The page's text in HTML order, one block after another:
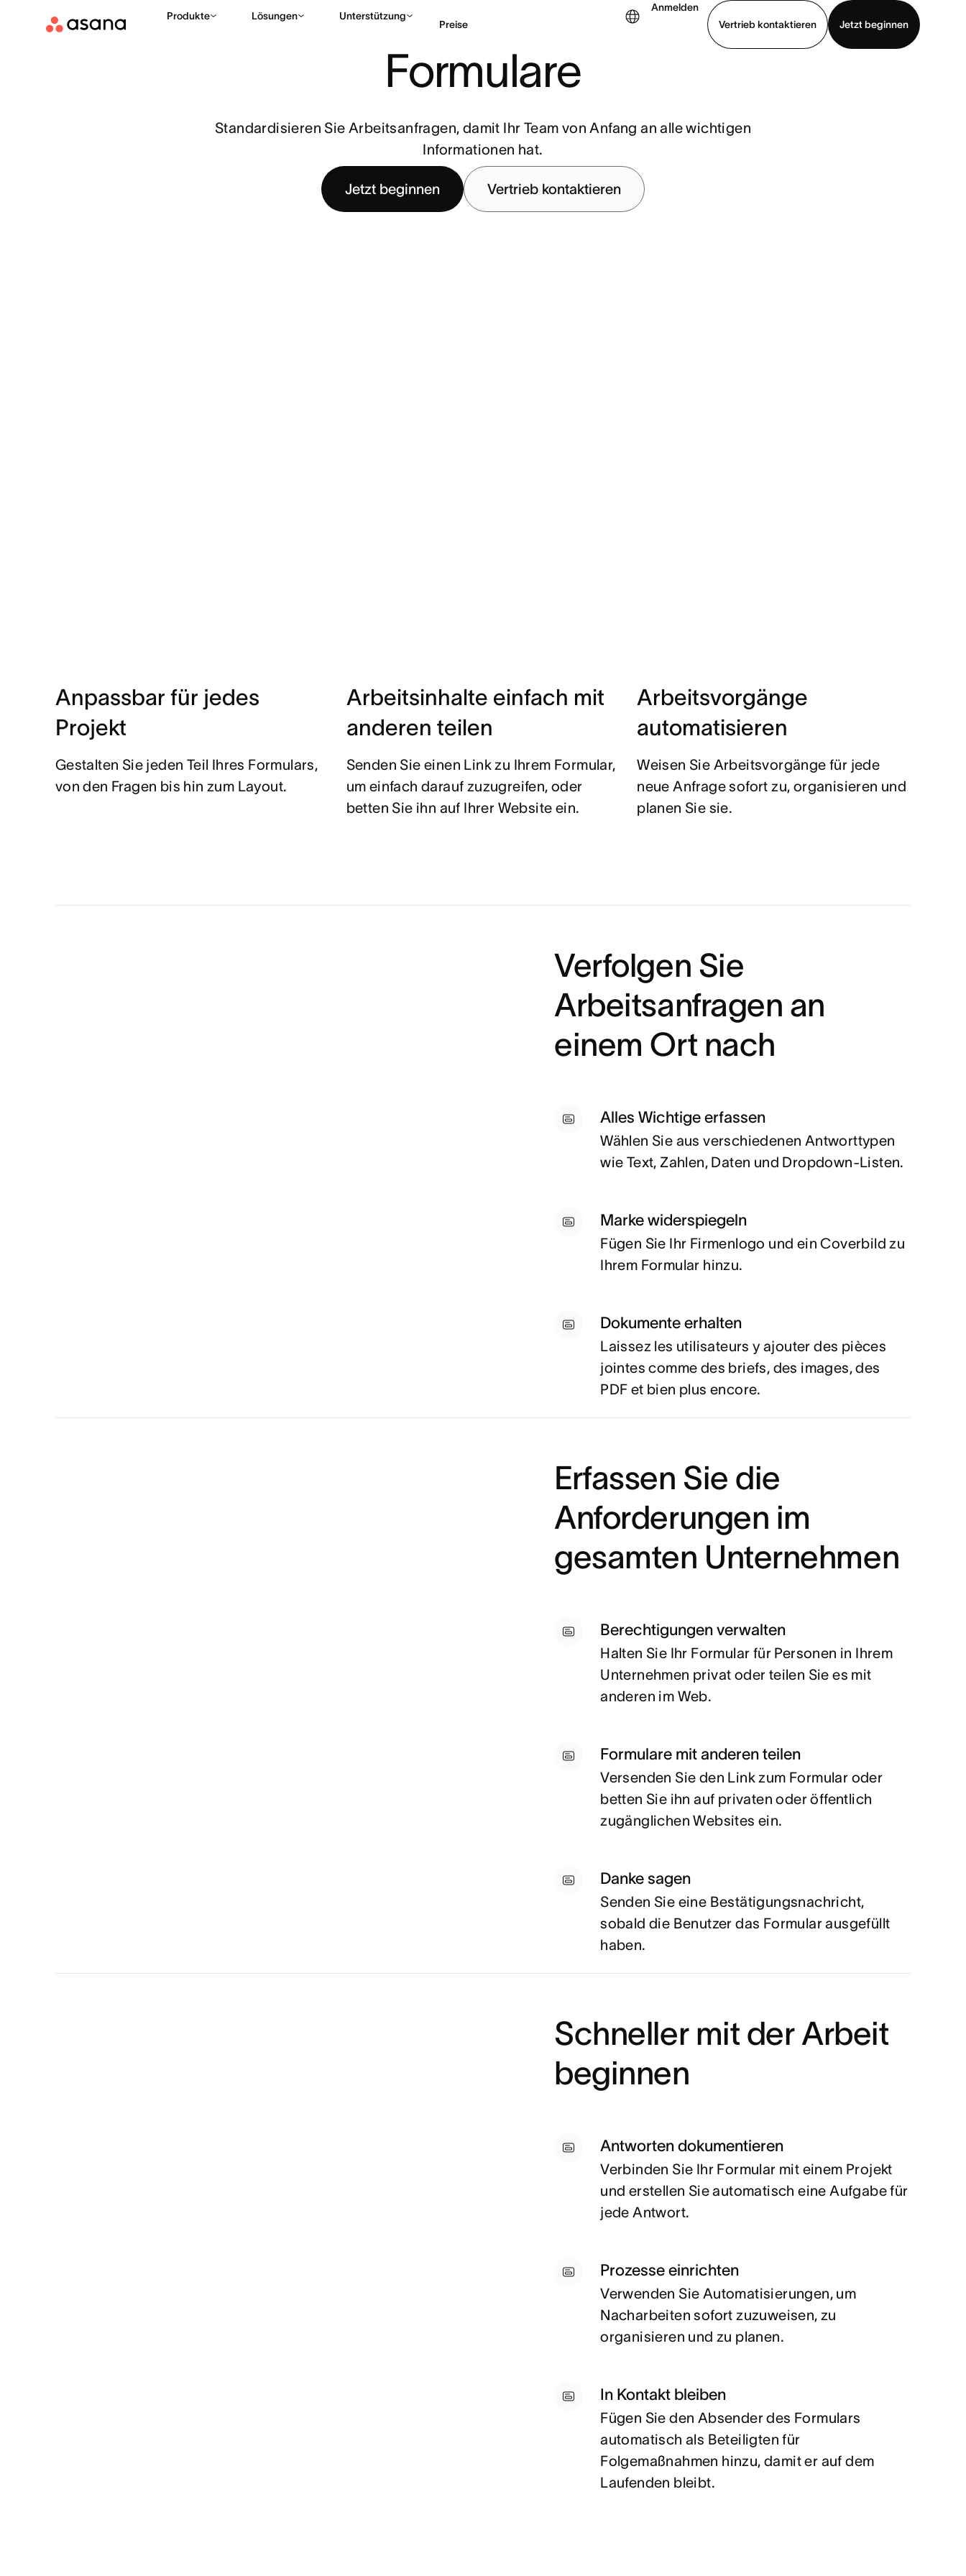
Produkte Lösungen Unterstützung
Preise
Anmelden
Vertrieb kontaktieren
Jetzt beginnen
Vertrieb kontaktieren
Workflows und Automatisierung
Formulare
Standardisieren Sie Arbeitsanfragen, damit Ihr Team von Anfang an alle wichtigen
Informationen hat.
Jetzt beginnen Vertrieb kontaktieren
Anpassbar für jedes
Projekt
Gestalten Sie jeden Teil Ihres Formulars,
von den Fragen bis hin zum Layout.
Arbeitsinhalte einfach mit
anderen teilen
Senden Sie einen Link zu Ihrem Formular,
um einfach darauf zuzugreifen, oder
betten Sie ihn auf Ihrer Website ein.
Arbeitsvorgänge
automatisieren
Weisen Sie Arbeitsvorgänge für jede
neue Anfrage sofort zu, organisieren und
planen Sie sie.
Verfolgen Sie
Arbeitsanfragen an
einem Ort nach
Alles Wichtige erfassen
Wählen Sie aus verschiedenen Antworttypen
wie Text, Zahlen, Daten und Dropdown-Listen.
Marke widerspiegeln
Fügen Sie Ihr Firmenlogo und ein Coverbild zu
Ihrem Formular hinzu.
Dokumente erhalten
Laissez les utilisateurs y ajouter des pièces
jointes comme des briefs, des images, des
PDF et bien plus encore.
Erfassen Sie die
Anforderungen im
gesamten Unternehmen
Berechtigungen verwalten
Halten Sie Ihr Formular für Personen in Ihrem
Unternehmen privat oder teilen Sie es mit
anderen im Web.
Formulare mit anderen teilen
Versenden Sie den Link zum Formular oder
betten Sie ihn auf privaten oder öffentlich
zugänglichen Websites ein.
Danke sagen
Senden Sie eine Bestätigungsnachricht,
sobald die Benutzer das Formular ausgefüllt
haben.
Schneller mit der Arbeit
beginnen
Antworten dokumentieren
Verbinden Sie Ihr Formular mit einem Projekt
und erstellen Sie automatisch eine Aufgabe für
jede Antwort.
Prozesse einrichten
Verwenden Sie Automatisierungen, um
Nacharbeiten sofort zuzuweisen, zu
organisieren und zu planen.
In Kontakt bleiben
Fügen Sie den Absender des Formulars
automatisch als Beteiligten für
Folgemaßnahmen hinzu, damit er auf dem
Laufenden bleibt.